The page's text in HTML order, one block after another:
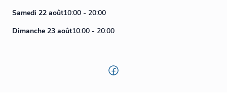
Samedi 22 août10:00 - 20:00
Dimanche 23 août10:00 - 20:00